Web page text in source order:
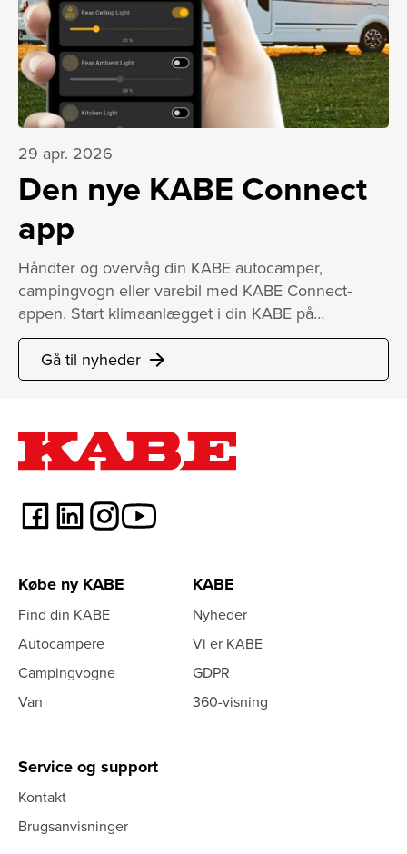
29 apr. 2026
Den nye KABE Connect
app
Håndter og overvåg din KABE autocamper,
campingvogn eller varebil med KABE Connect-
appen. Start klimaanlægget i din KABE på…
Gå til nyheder arrow_forward
Købe ny KABE
Find din KABE
Autocampere
Campingvogne
Van
KABE
Nyheder
Vi er KABE
GDPR
360-visning
Service og support
Kontakt
Brugsanvisninger